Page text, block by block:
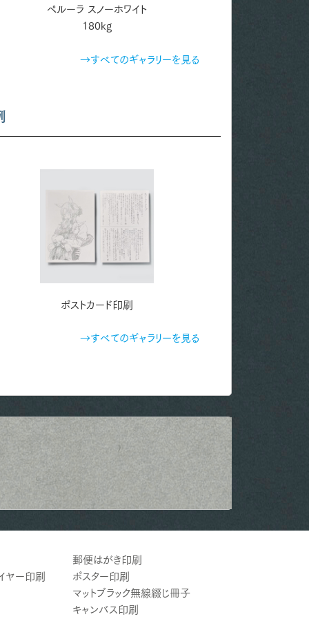
ペルーラ スノーホワイト
180kg
→すべてのギャラリーを見る
ポストカード印刷
→すべてのギャラリーを見る
郵便はがき印刷
ヤー印刷
ポスター印刷
マットブラック無線綴じ冊子
キャンバス印刷